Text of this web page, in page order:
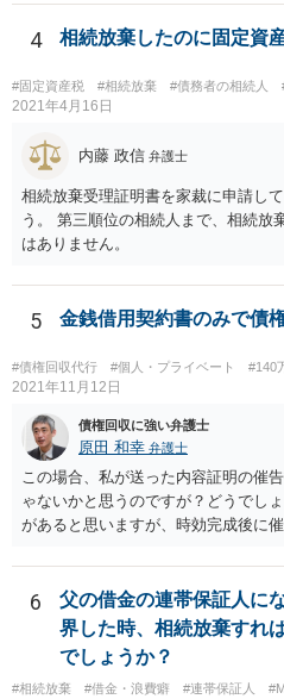
が難しくなります。 お早めに相続人
場合は、弁護士に相談されるのがよ
4 相続放棄したのに固定資
#固定資産税 #相続放棄 #債務者の相続人
2021年4月16日
内藤 政信 弁護士
相続放棄受理証明書を家裁に申請し
う。 第三順位の相続人まで、相続放
はありません。
5 金銭借用契約書のみで債
#債権回収代行 #個人・プライベート #140
2021年11月12日
債権回収に強い弁護士
原田 和幸 弁護士
この場合、私が送った内容証明の催
ゃないかと思うのですが？どうでし
があると思いますが、時効完成後に
6
父の借金の連帯保証人に
界した時、相続放棄すれ
でしょうか？
#相続放棄 #借金・浪費癖 #連帯保証人